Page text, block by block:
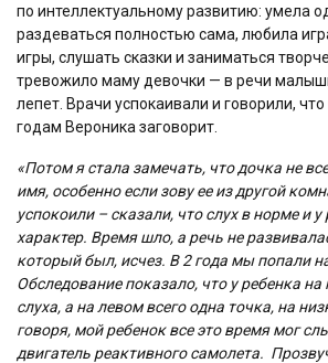
по интеллектуальному развитию: умела
раздеваться полностью сама, любила
игры, слушать сказки и заниматься
тревожило маму девочки — в речи
лепет. Врачи успокаивали и говорили,
годам Вероника заговорит.
«Потом я стала замечать, что дочка не
имя, особенно если зову ее из другой
успокоили – сказали, что слух в норме и у
характер. Время шло, а речь не
который был, исчез. В 2 года мы попали
Обследование показало, что у ребенка на
слуха, а на левом всего одна точка, на
говоря, мой ребенок все это время мог
двигатель реактивного самолета.